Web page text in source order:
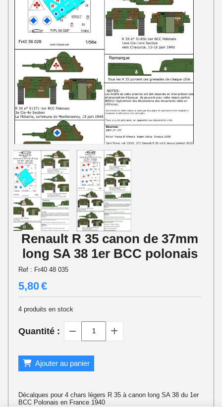
Renault R 35 canon de 37mm
long SA 38 1er BCC polonais
Ref : Fr40 48 035
5,80€
4 produits en stock
Quantité :
Ajouter au panier
Décalques pour 4 chars légers R 35 à canon long SA 38 du 1er
BCC Polonais en France 1940